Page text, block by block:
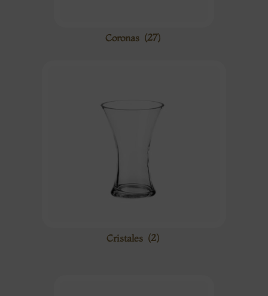
Coronas (27)
Cristales (2)